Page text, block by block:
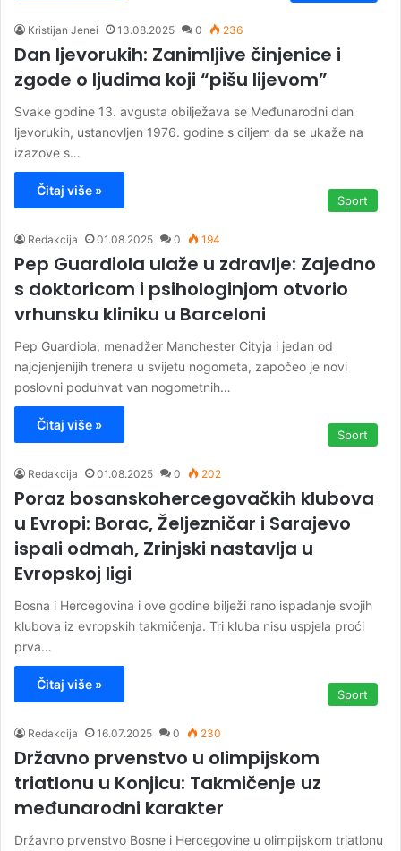
Kristijan Jenei 13.08.2025 0 236
Dan ljevorukih: Zanimljive činjenice i
zgode o ljudima koji “pišu lijevom”
Svake godine 13. avgusta obilježava se Međunarodni dan
ljevorukih, ustanovljen 1976. godine s ciljem da se ukaže na
izazove s…
Čitaj više »
Sport
Redakcija 01.08.2025 0 194
Pep Guardiola ulaže u zdravlje: Zajedno
s doktoricom i psihologinjom otvorio
vrhunsku kliniku u Barceloni
Pep Guardiola, menadžer Manchester Cityja i jedan od
najcjenjenijih trenera u svijetu nogometa, započeo je novi
poslovni poduhvat van nogometnih…
Čitaj više »
Sport
Redakcija 01.08.2025 0 202
Poraz bosanskohercegovačkih klubova
u Evropi: Borac, Željezničar i Sarajevo
ispali odmah, Zrinjski nastavlja u
Evropskoj ligi
Bosna i Hercegovina i ove godine bilježi rano ispadanje svojih
klubova iz evropskih takmičenja. Tri kluba nisu uspjela proći
prva…
Čitaj više »
Sport
Redakcija 16.07.2025 0 230
Državno prvenstvo u olimpijskom
triatlonu u Konjicu: Takmičenje uz
međunarodni karakter
Državno prvenstvo Bosne i Hercegovine u olimpijskom triatlonu